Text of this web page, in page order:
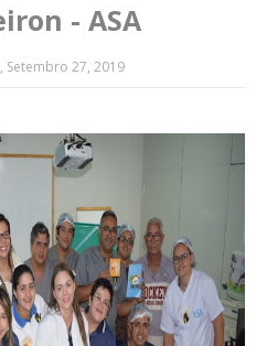
- ASA
Setembro 27, 2019